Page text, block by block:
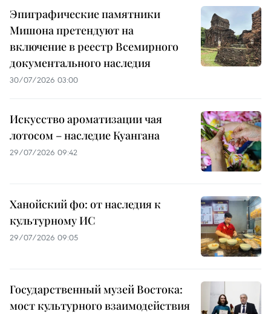
Эпиграфические памятники
Мишона претендуют на
включение в реестр Всемирного
документального наследия
30/07/2026 03:00
Искусство ароматизации чая
лотосом – наследие Куангана
29/07/2026 09:42
Ханойский фо: от наследия к
культурному ИС
29/07/2026 09:05
Государственный музей Востока:
мост культурного взаимодействия